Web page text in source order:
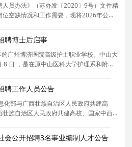
员办法》（苏办发〔2020〕9号）文件精
空缺情况和工作需要，现将2026年公开
： 一、报考条件、对象 （一）具有中华
龄要求：博士研
聘博士后启事
广州博济医院高级护士职业学校。中山大
日 ，是在原中山医科大学护理系和附设
最早开展护理本科教育、护理硕士专业
之一 , 位于
聘工作人员公告
化部与广西壮族自治区人民政府共建高
族自治区人民政府共建高校、国家中西
。学校现有博士学位授权一级学科点8
博士后科研流动站4个
会公开招聘3名事业编制人才公告